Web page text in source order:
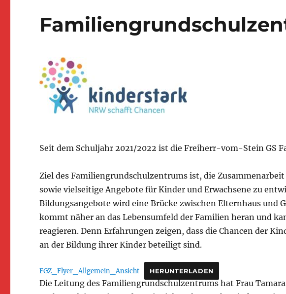
Seit dem Schuljahr 2021/2022 ist die Freiherr-vom-Stein GS
Ziel des Familiengrundschulzentrums ist, die
sowie vielseitige Angebote für Kinder und Erwachsene zu
Bildungsangebote wird eine Brücke zwischen Elternhaus und
kommt näher an das Lebensumfeld der Familien heran und
reagieren. Denn Erfahrungen zeigen, dass die Chancen der
an der Bildung ihrer Kinder beteiligt sind.
FGZ_Flyer_Allgemein_Ansicht HERUNTERLADEN
Die Leitung des Familiengrundschulzentrums hat Frau